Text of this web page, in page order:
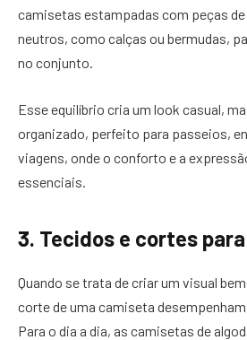
camisetas estampadas com peças
neutros, como calças ou bermudas,
no conjunto.
Esse equilíbrio cria um look casual,
organizado, perfeito para passeios,
viagens, onde o conforto e a
essenciais.
3. Tecidos e cortes
Quando se trata de criar um visual
corte de uma camiseta
Para o dia a dia, as camisetas de